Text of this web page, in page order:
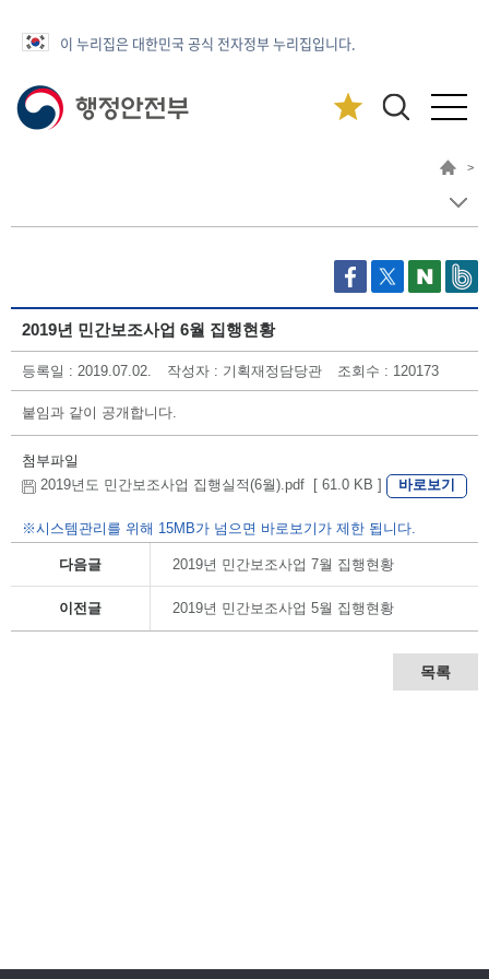
이 누리집은 대한민국 공식 전자정부 누리집입니다.
>
2019년 민간보조사업 6월 집행현황
등록일 : 2019.07.02. 작성자 : 기획재정담당관 조회수 : 120173
붙임과 같이 공개합니다.
첨부파일
2019년도 민간보조사업 집행실적(6월).pdf [ 61.0 KB ]
바로보기
※시스템관리를 위해 15MB가 넘으면 바로보기가 제한 됩니다.
다음글 2019년 민간보조사업 7월 집행현황
이전글 2019년 민간보조사업 5월 집행현황
목록